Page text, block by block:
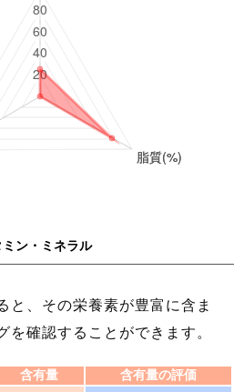
ン・ミネラル
と、その栄養素が豊富に含ま
を確認することができます。
含有量 含有量の評価